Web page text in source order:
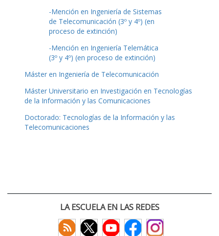
-Mención en Ingeniería de Sistemas
de Telecomunicación (3º y 4º) (en
proceso de extinción)
-Mención en Ingeniería Telemática
(3º y 4º) (en proceso de extinción)
Máster en Ingeniería de Telecomunicación
Máster Universitario en Investigación en Tecnologías
de la Información y las Comunicaciones
Doctorado: Tecnologías de la Información y las
Telecomunicaciones
LA ESCUELA EN LAS REDES